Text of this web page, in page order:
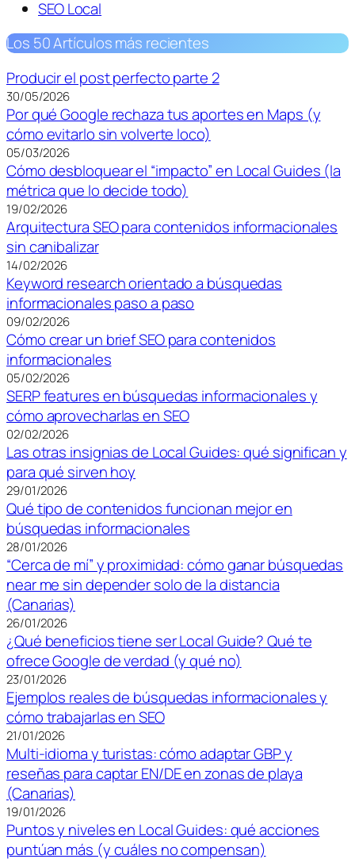
SEO Local
Los 50 Artículos más recientes
Producir el post perfecto parte 2
30/05/2026
Por qué Google rechaza tus aportes en Maps (y
cómo evitarlo sin volverte loco)
05/03/2026
Cómo desbloquear el “impacto” en Local Guides (la
métrica que lo decide todo)
19/02/2026
Arquitectura SEO para contenidos informacionales
sin canibalizar
14/02/2026
Keyword research orientado a búsquedas
informacionales paso a paso
09/02/2026
Cómo crear un brief SEO para contenidos
informacionales
05/02/2026
SERP features en búsquedas informacionales y
cómo aprovecharlas en SEO
02/02/2026
Las otras insignias de Local Guides: qué significan y
para qué sirven hoy
29/01/2026
Qué tipo de contenidos funcionan mejor en
búsquedas informacionales
28/01/2026
“Cerca de mí” y proximidad: cómo ganar búsquedas
near me sin depender solo de la distancia
(Canarias)
26/01/2026
¿Qué beneficios tiene ser Local Guide? Qué te
ofrece Google de verdad (y qué no)
23/01/2026
Ejemplos reales de búsquedas informacionales y
cómo trabajarlas en SEO
21/01/2026
Multi-idioma y turistas: cómo adaptar GBP y
reseñas para captar EN/DE en zonas de playa
(Canarias)
19/01/2026
Puntos y niveles en Local Guides: qué acciones
puntúan más (y cuáles no compensan)